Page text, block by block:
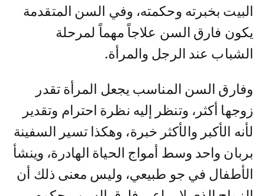
البيت بخبرته وحكمته، وفي السن المتقدمة
يكون فارق السن علاجاً مهماً لمرحلة
الشباب عند الرجل والمرأة.
وفارق السن المناسب يجعل المرأة تقدر
زوجها أكثر، وتنظر إليه نظرة احترام وتقدير
لأنه الأكبر والأكثر خبرة، وهكذا تسير السفينة
بربان واحد وسط أمواج الحياة الهادرة، وينشأ
الأطفال في جو طبيعي، وليس معنى ذلك أن